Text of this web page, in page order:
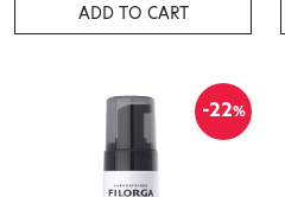
ADD TO CART
-22%